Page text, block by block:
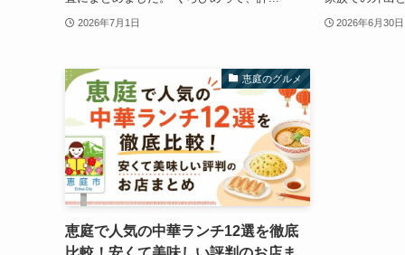
2026年7月1日 2026年6月30日
恵庭のグルメ
恵庭で人気の中華ランチ12選を徹底